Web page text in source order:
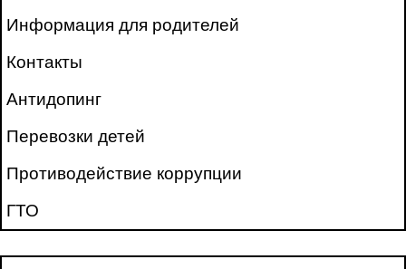
Информация для родителей
Контакты
Антидопинг
Перевозки детей
Противодействие коррупции
ГТО